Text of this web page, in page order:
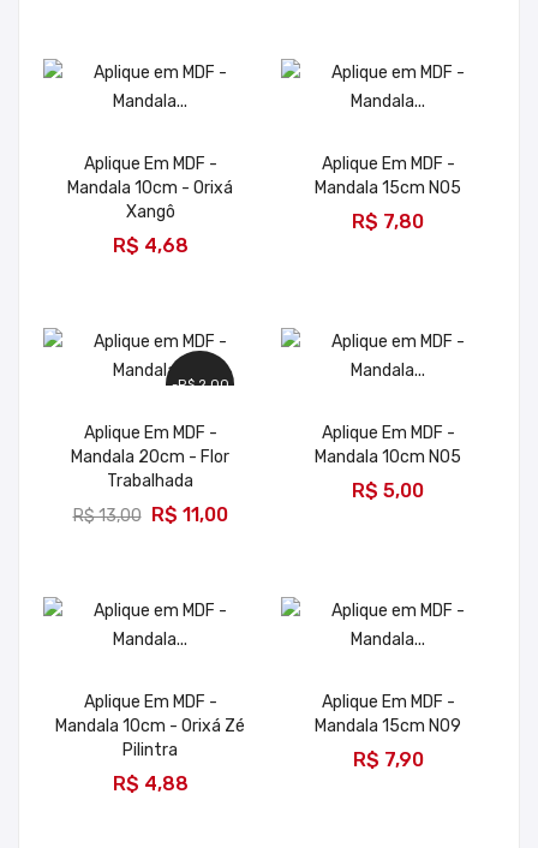
Aplique Em MDF -
Mandala 10cm - Orixá
Xangô
R$ 4,68
Aplique Em MDF -
Mandala 15cm N05
R$ 7,80
-R$ 2,00
Aplique Em MDF -
Mandala 20cm - Flor
Trabalhada
R$ 13,00
R$ 11,00
Aplique Em MDF -
Mandala 10cm N05
R$ 5,00
Aplique Em MDF -
Mandala 10cm - Orixá Zé
Pilintra
R$ 4,88
Aplique Em MDF -
Mandala 15cm N09
R$ 7,90